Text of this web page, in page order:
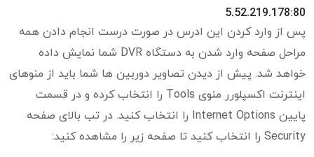
5.52.219.178:80
پس از وارد کردن این ادرس در صورت درست انجام دادن همه
مراحل صفحه وارد شدن به دستگاه DVR شما نمایش داده
خواهد شد. پیش از دیدن تصاویر دوربین ها شما باید از منوهای
اینترنت اکسپلورر منوی Tools را انتخاب کرده و در قسمت
پایین Internet Options را انتخاب کنید. در تب بالای صفحه
Security را انتخاب کنید تا صفحه زیر را مشاهده کنید: